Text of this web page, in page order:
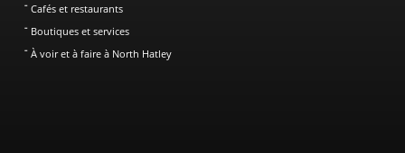
Cafés et restaurants
Boutiques et services
À voir et à faire à North Hatley